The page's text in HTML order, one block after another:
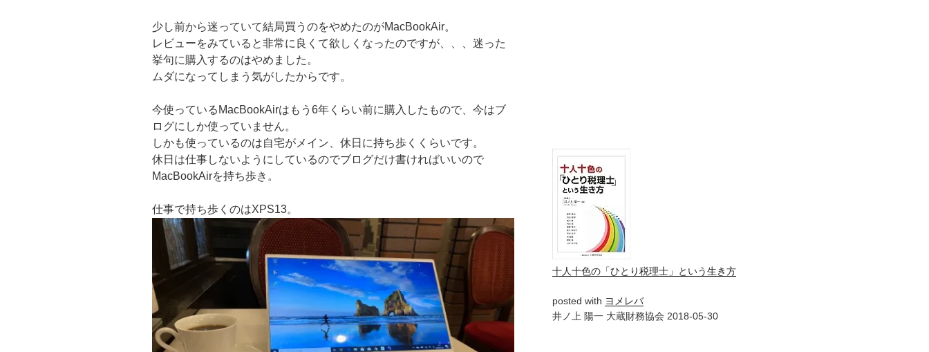
少し前から迷っていて結局買うのをやめたのがMacBookAir。
レビューをみていると非常に良くて欲しくなったのですが、、、迷った
挙句に購入するのはやめました。
ムダになってしまう気がしたからです。
今使っているMacBookAirはもう6年くらい前に購入したもので、今はブ
ログにしか使っていません。
しかも使っているのは自宅がメイン、休日に持ち歩くくらいです。
休日は仕事しないようにしているのでブログだけ書ければいいので
MacBookAirを持ち歩き。
仕事で持ち歩くのはXPS13。
十人十色の「ひとり税理士」という生き方
posted with ヨメレバ
井ノ上 陽一 大蔵財務協会 2018-05-30